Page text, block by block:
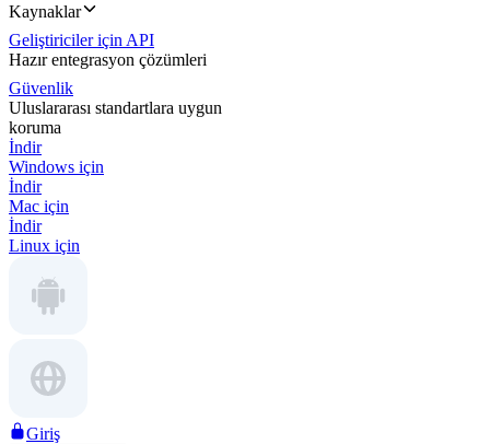
Kaynaklar
Geliştiriciler için API
Hazır entegrasyon çözümleri
Güvenlik
Uluslararası standartlara uygun
koruma
İndir
Windows için
İndir
Mac için
İndir
Linux için
Giriş